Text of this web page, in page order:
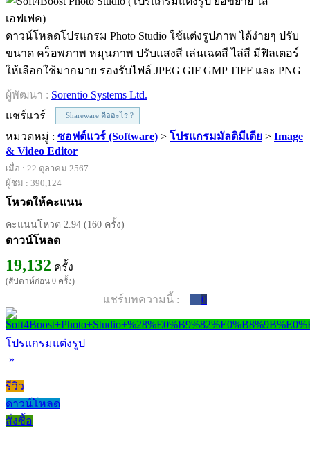
ดาวน์โหลดโปรแกรม Photo Studio ใช้แต่งรูปภาพ ได้ง่ายๆ ปรับ
ขนาด คร็อพภาพ หมุนภาพ ปรับแสงสี เล่นเฉดสี ไล่สี มีฟิลเตอร์
ให้เลือกใช้มากมาย รองรับไฟล์ JPEG GIF GMP TIFF และ PNG
ผู้พัฒนา : Sorentio Systems Ltd.
แชร์แวร์
Shareware คืออะไร ?
หมวดหมู่ : ซอฟต์แวร์ (Software) > โปรแกรมมัลติมีเดีย > Image
& Video Editor
เมื่อ : 22 ตุลาคม 2567
ผู้ชม : 390,124
โหวตให้คะแนน
คะแนนโหวต 2.94 (160 ครั้ง)
ดาวน์โหลด
19,132 ครั้ง
(สัปดาห์ก่อน 0 ครั้ง)
แชร์บทความนี้ : 0
โปรแกรมแต่งรูป
»
รีวิว
ดาวน์โหลด
สั่งซื้อ